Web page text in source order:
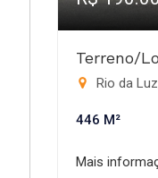
Terreno/
Rio da
446 M²
Mais